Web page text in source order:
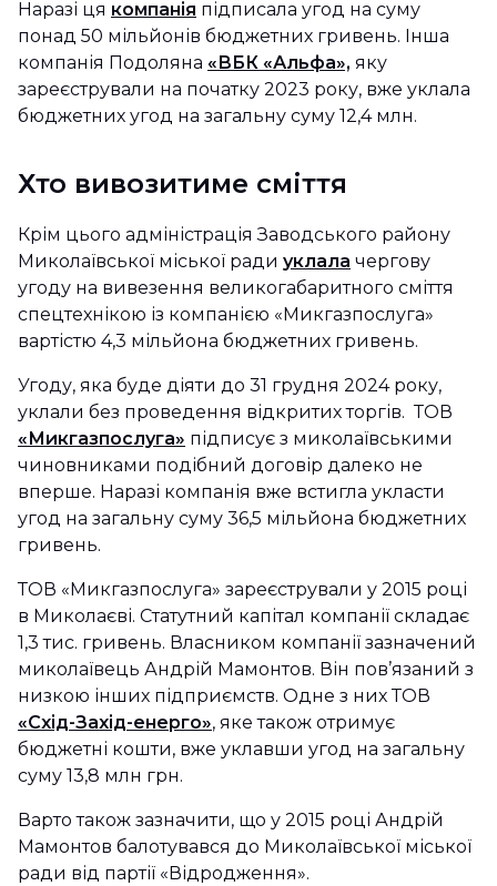
Наразі ця компанія підписала угод на суму
понад 50 мільйонів бюджетних гривень. Інша
компанія Подоляна «ВБК «Альфа», яку
зареєстрували на початку 2023 року, вже уклала
бюджетних угод на загальну суму 12,4 млн.
Хто вивозитиме сміття
Крім цього адміністрація Заводського району
Миколаївської міської ради уклала чергову
угоду на вивезення великогабаритного сміття
спецтехнікою із компанією «Микгазпослуга»
вартістю 4,3 мільйона бюджетних гривень.
Угоду, яка буде діяти до 31 грудня 2024 року,
уклали без проведення відкритих торгів. ТОВ
«Микгазпослуга» підписує з миколаївськими
чиновниками подібний договір далеко не
вперше. Наразі компанія вже встигла укласти
угод на загальну суму 36,5 мільйона бюджетних
гривень.
ТОВ «Микгазпослуга» зареєстрували у 2015 році
в Миколаєві. Статутний капітал компанії складає
1,3 тис. гривень. Власником компанії зазначений
миколаївець Андрій Мамонтов. Він пов’язаний з
низкою інших підприємств. Одне з них ТОВ
«Схід-Захід-енерго», яке також отримує
бюджетні кошти, вже уклавши угод на загальну
суму 13,8 млн грн.
Варто також зазначити, що у 2015 році Андрій
Мамонтов балотувався до Миколаївської міської
ради від партії «Відродження».